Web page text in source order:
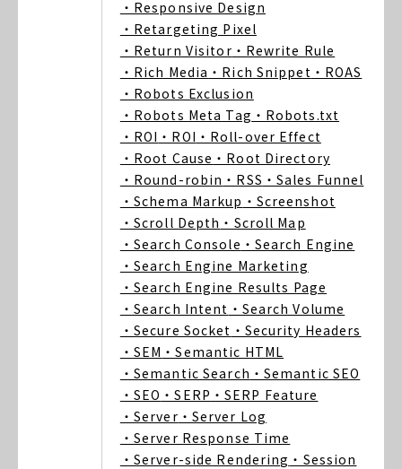
・Responsive Design
・Retargeting Pixel
・Return Visitor ・Rewrite Rule
・Rich Media ・Rich Snippet ・ROAS
・Robots Exclusion
・Robots Meta Tag ・Robots.txt
・ROI ・ROI ・Roll-over Effect
・Root Cause ・Root Directory
・Round-robin ・RSS ・Sales Funnel
・Schema Markup ・Screenshot
・Scroll Depth ・Scroll Map
・Search Console ・Search Engine
・Search Engine Marketing
・Search Engine Results Page
・Search Intent ・Search Volume
・Secure Socket ・Security Headers
・SEM ・Semantic HTML
・Semantic Search ・Semantic SEO
・SEO ・SERP ・SERP Feature
・Server ・Server Log
・Server Response Time
・Server-side Rendering ・Session